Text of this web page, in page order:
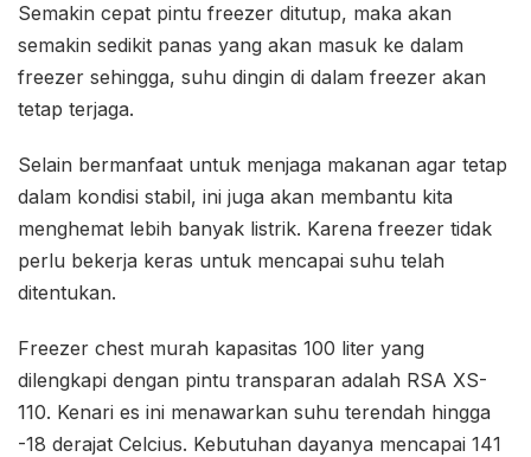
Semakin cepat pintu freezer ditutup, maka akan
semakin sedikit panas yang akan masuk ke dalam
freezer sehingga, suhu dingin di dalam freezer akan
tetap terjaga.
Selain bermanfaat untuk menjaga makanan agar tetap
dalam kondisi stabil, ini juga akan membantu kita
menghemat lebih banyak listrik. Karena freezer tidak
perlu bekerja keras untuk mencapai suhu telah
ditentukan.
Freezer chest murah kapasitas 100 liter yang
dilengkapi dengan pintu transparan adalah RSA XS-
110. Kenari es ini menawarkan suhu terendah hingga
-18 derajat Celcius. Kebutuhan dayanya mencapai 141